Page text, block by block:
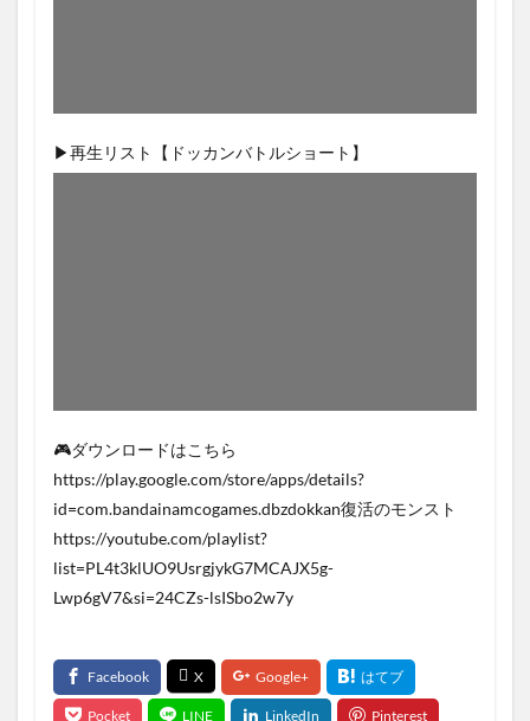
▶再生リスト【ドッカンバトルショート】
🎮ダウンロードはこちら
https://play.google.com/store/apps/details?
id=com.bandainamcogames.dbzdokkan復活のモンスト
https://youtube.com/playlist?
list=PL4t3klUO9UsrgjykG7MCAJX5g-
Lwp6gV7&si=24CZs-lsISbo2w7y